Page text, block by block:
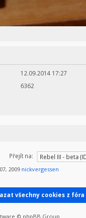
12.09.2014 17:27
6362
Přejít na:
2009 nickvergessen
všechny cookies z fóra
© phpBB Group